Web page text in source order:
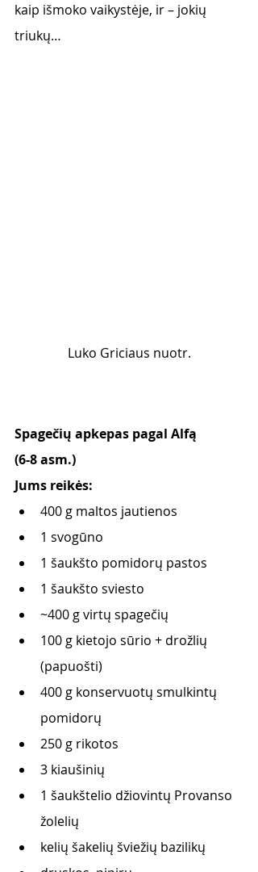
kaip išmoko vaikystėje, ir – jokių
triukų…
Luko Griciaus nuotr.
Spagečių apkepas pagal Alfą
(6-8 asm.)
Jums reikės:
400 g maltos jautienos
1 svogūno
1 šaukšto pomidorų pastos
1 šaukšto sviesto
~400 g virtų spagečių
100 g kietojo sūrio + drožlių
(papuošti)
400 g konservuotų smulkintų
pomidorų
250 g rikotos
3 kiaušinių
1 šaukštelio džiovintų Provanso
žolelių
kelių šakelių šviežių bazilikų